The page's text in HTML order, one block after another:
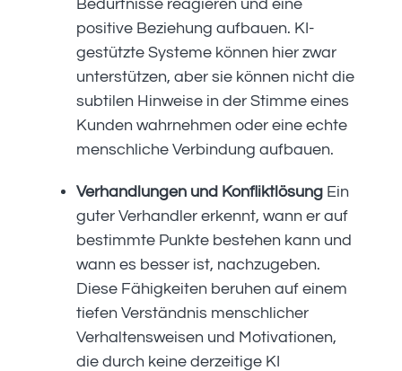
Bedürfnisse reagieren und eine
positive Beziehung aufbauen. KI-
gestützte Systeme können hier zwar
unterstützen, aber sie können nicht die
subtilen Hinweise in der Stimme eines
Kunden wahrnehmen oder eine echte
menschliche Verbindung aufbauen.
Verhandlungen und KonfliktlösungEin
guter Verhandler erkennt, wann er auf
bestimmte Punkte bestehen kann und
wann es besser ist, nachzugeben.
Diese Fähigkeiten beruhen auf einem
tiefen Verständnis menschlicher
Verhaltensweisen und Motivationen,
die durch keine derzeitige KI